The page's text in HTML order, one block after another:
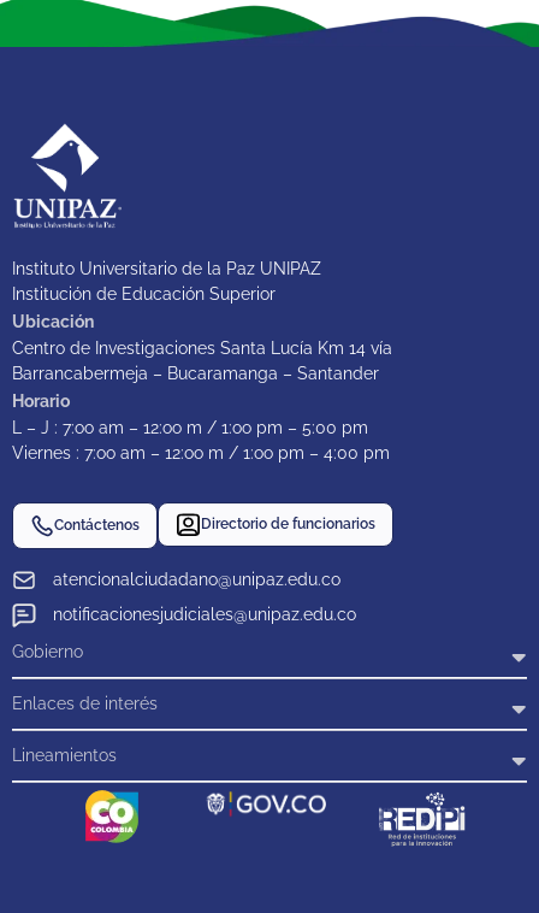
Instituto Universitario de la Paz UNIPAZ
Institución de Educación Superior
Ubicación
Centro de Investigaciones Santa Lucía Km 14 vía
Barrancabermeja – Bucaramanga – Santander
Horario
L – J : 7:oo am – 12:oo m / 1:oo pm – 5:00 pm
Viernes : 7:oo am – 12:oo m / 1:oo pm – 4:00 pm
atencionalciudadano@unipaz.edu.co
notificacionesjudiciales@unipaz.edu.co
Contáctenos Directorio de funcionarios
Gobierno
Enlaces de interés
Lineamientos